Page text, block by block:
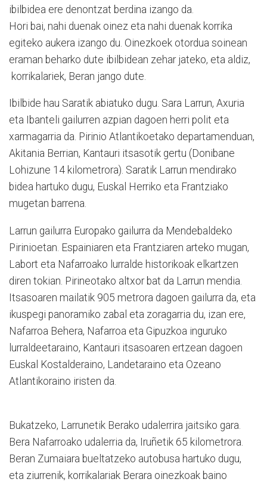
ibilbidea ere denontzat berdina izango da.
Hori bai, nahi duenak oinez eta nahi duenak korrika
egiteko aukera izango du. Oinezkoek otordua soinean
eraman beharko dute ibilbidean zehar jateko, eta aldiz,
korrikalariek, Beran jango dute.
Ibilbide hau Saratik abiatuko dugu. Sara Larrun, Axuria
eta Ibanteli gailurren azpian dagoen herri polit eta
xarmagarria da. Pirinio Atlantikoetako departamenduan,
Akitania Berrian, Kantauri itsasotik gertu (Donibane
Lohizune 14 kilometrora). Saratik Larrun mendirako
bidea hartuko dugu, Euskal Herriko eta Frantziako
mugetan barrena.
Larrun gailurra Europako gailurra da Mendebaldeko
Pirinioetan. Espainiaren eta Frantziaren arteko mugan,
Labort eta Nafarroako lurralde historikoak elkartzen
diren tokian. Pirineotako altxor bat da Larrun mendia.
Itsasoaren mailatik 905 metrora dagoen gailurra da, eta
ikuspegi panoramiko zabal eta zoragarria du, izan ere,
Nafarroa Behera, Nafarroa eta Gipuzkoa inguruko
lurraldeetaraino, Kantauri itsasoaren ertzean dagoen
Euskal Kostalderaino, Landetaraino eta Ozeano
Atlantikoraino iristen da.
Bukatzeko, Larrunetik Berako udalerrira jaitsiko gara.
Bera Nafarroako udalerria da, Iruñetik 65 kilometrora.
Beran Zumaiara bueltatzeko autobusa hartuko dugu,
eta ziurrenik, korrikalariak Berara oinezkoak baino